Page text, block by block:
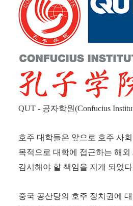
QUT - 공자학원(Confucius
호주 대학들은 앞으로 호주 사
목적으로 대학에 접근하는 해외
감시해야 할 책임을 지게 되었다
중국 공산당의 호주 정치권에